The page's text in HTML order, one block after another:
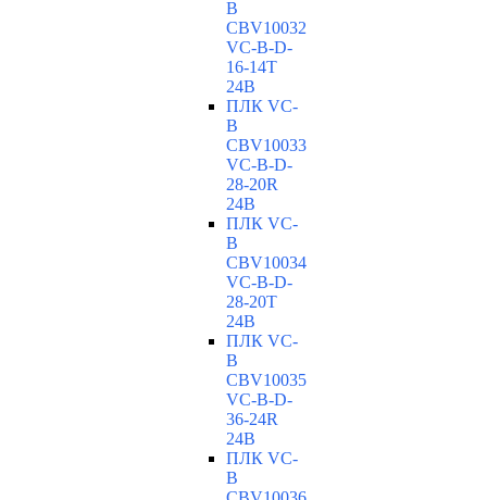
B
CBV10032
VC-В-D-
16-14T
24В
ПЛК VC-
B
CBV10033
VC-В-D-
28-20R
24В
ПЛК VC-
B
CBV10034
VC-В-D-
28-20T
24В
ПЛК VC-
B
CBV10035
VC-В-D-
36-24R
24В
ПЛК VC-
B